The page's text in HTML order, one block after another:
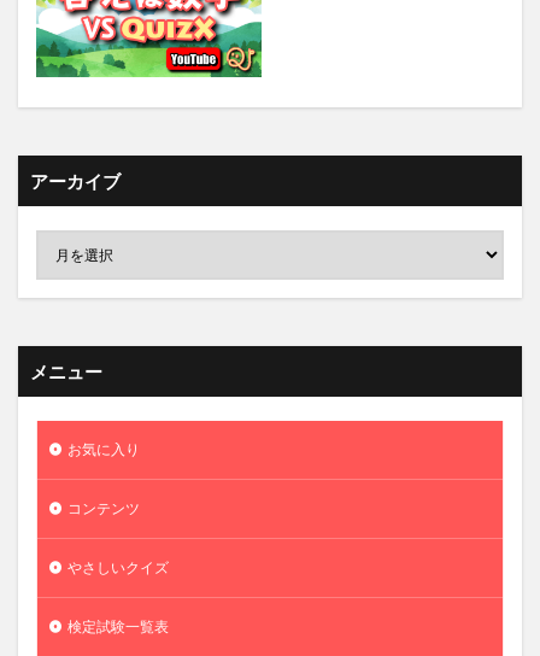
アーカイブ
メニュー
お気に入り
コンテンツ
やさしいクイズ
検定試験一覧表